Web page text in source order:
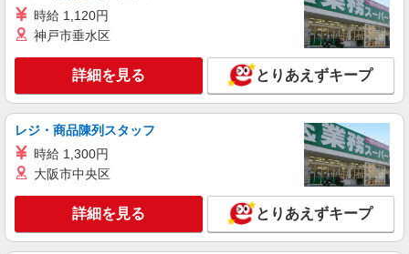
時給 1,120円
神戸市垂水区
詳細を見る とりあえずキープ
レジ・商品陳列スタッフ
時給 1,300円
大阪市中央区
詳細を見る とりあえずキープ